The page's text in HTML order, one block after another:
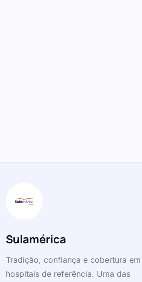
Sulamérica
Tradição, confiança e cobertura em
hospitais de referência. Uma das